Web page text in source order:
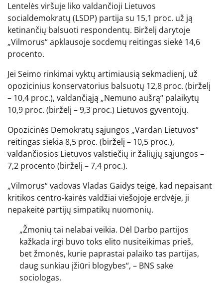
Lentelės viršuje liko valdančioji Lietuvos
socialdemokratų (LSDP) partija su 15,1 proc. už ją
ketinančių balsuoti respondentų. Birželį darytoje
„Vilmorus“ apklausoje socdemų reitingas siekė 14,6
procento.
Jei Seimo rinkimai vyktų artimiausią sekmadienį, už
opozicinius konservatorius balsuotų 12,8 proc. (birželį
– 10,4 proc.), valdančiąją „Nemuno aušrą“ palaikytų
10,9 proc. (birželį – 9,3 proc.) Lietuvos gyventojų.
Opozicinės Demokratų sąjungos „Vardan Lietuvos“
reitingas siekia 8,5 proc. (birželį – 10,5 proc.),
valdančiosios Lietuvos valstiečių ir žaliųjų sąjungos –
7,2 procento (birželį – 7,4 proc.).
„Vilmorus“ vadovas Vladas Gaidys teigė, kad nepaisant
kritikos centro-kairės valdžiai viešojoje erdvėje, ji
nepakeitė partijų simpatikų nuomonių.
„Žmonių tai nelabai veikia. Dėl Darbo partijos
kažkada irgi buvo toks elito nusiteikimas prieš,
bet žmonės, kurie paprastai palaiko tas partijas,
daug sunkiau įžiūri blogybes“, – BNS sakė
sociologas.